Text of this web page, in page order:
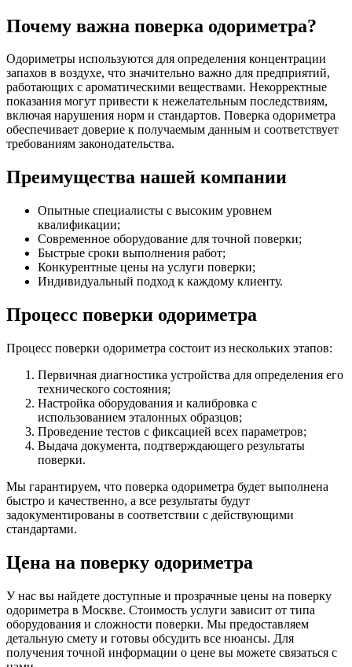
Почему важна поверка одориметра?
Одориметры используются для определения концентрации
запахов в воздухе, что значительно важно для предприятий,
работающих с ароматическими веществами. Некорректные
показания могут привести к нежелательным последствиям,
включая нарушения норм и стандартов. Поверка одориметра
обеспечивает доверие к получаемым данным и соответствует
требованиям законодательства.
Преимущества нашей компании
Опытные специалисты с высоким уровнем
квалификации;
Современное оборудование для точной поверки;
Быстрые сроки выполнения работ;
Конкурентные цены на услуги поверки;
Индивидуальный подход к каждому клиенту.
Процесс поверки одориметра
Процесс поверки одориметра состоит из нескольких этапов:
Первичная диагностика устройства для определения его
технического состояния;
Настройка оборудования и калибровка с
использованием эталонных образцов;
Проведение тестов с фиксацией всех параметров;
Выдача документа, подтверждающего результаты
поверки.
Мы гарантируем, что поверка одориметра будет выполнена
быстро и качественно, а все результаты будут
задокументированы в соответствии с действующими
стандартами.
Цена на поверку одориметра
У нас вы найдете доступные и прозрачные цены на поверку
одориметра в Москве. Стоимость услуги зависит от типа
оборудования и сложности поверки. Мы предоставляем
детальную смету и готовы обсудить все нюансы. Для
получения точной информации о цене вы можете связаться с